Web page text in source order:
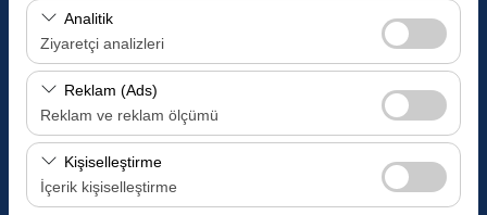
Bu çerezler sitenin doğru şekilde çalışması, güvenlik,
oturum yönetimi ve temel işlevler için gereklidir. Devre
dışı bırakılamaz.
Analitik
Ziyaretçi analizleri
Bu çerezler, sitemizin nasıl kullanıldığını (ziyaretçi sayısı,
en çok ziyaret edilen sayfalar, kullanıcı davranışları)
analiz etmemizi sağlar. Bu veriler, web sitesi
performansını ölçmek ve kullanıcı deneyimini sürekli
iyileştirmek için kullanılır.
Reklam (Ads)
Reklam ve reklam ölçümü
Bu çerezler, size ilgi alanlarınıza uygun kişiselleştirilmiş
reklamlar göstermemize ve reklam kampanyalarımızın
etkinliğini (gösterim sayısı, tıklama oranı) ölçmemize
Kişiselleştirme
İçerik kişiselleştirme
Araç Alım Tarihi